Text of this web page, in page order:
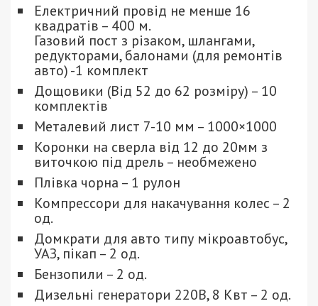
Електричний провід не менше 16
квадратів – 400 м.
Газовий пост з різаком, шлангами,
редукторами, балонами (для ремонтів
авто) -1 комплект
Дощовики (Від 52 до 62 розміру) – 10
комплектів
Металевий лист 7-10 мм – 1000×1000
Коронки на сверла від 12 до 20мм з
виточкою під дрель – необмежено
Плівка чорна – 1 рулон
Компрессори для накачування колес – 2
од.
Домкрати для авто типу мікроавтобус,
УАЗ, пікап – 2 од.
Бензопили – 2 од.
Дизельні генератори 220В, 8 Квт – 2 од.